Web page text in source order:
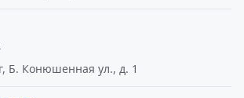
Б. Конюшенная ул., д. 1